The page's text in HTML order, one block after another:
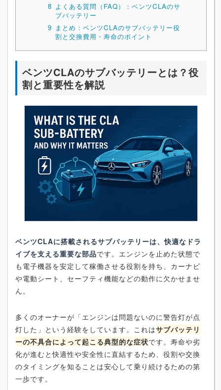
8 よくある質問（FAQ）：ベンツCLAのサ
ブバッテリー
9 まとめ：ベンツCLAのサブバッテリー役
割と交換費用・寿命のポイント
ベンツCLAのサブバッテリーとは？役
割と重要性を解説
ベンツCLAに搭載されるサブバッテリーは、快適なドラ
イブを支える重要な部品です。エンジンを止めた状態で
も電子機器を安定して稼働させる役割を持ち、カーナビ
や電動シート、セーフティ機能などの動作に欠かせませ
ん。
多くのオーナーが「エンジンは問題ないのに警告灯が点
灯した」という経験をしています。これはサブバッテリ
ーの不具合によって起こる典型的な症状です。寿命や劣
化が進むと快適性や安全性に直結するため、役割や交換
のタイミングを知ることは安心して乗り続けるための第
一歩です。